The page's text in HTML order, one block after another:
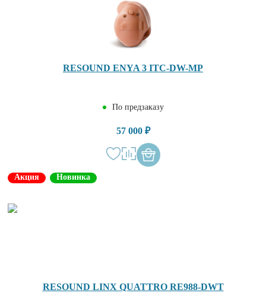
RESOUND ENYA 3 ITC-DW-MP
По предзаказу
57 000 ₽
Акция Новинка
RESOUND LINX QUATTRO RE988-DWT